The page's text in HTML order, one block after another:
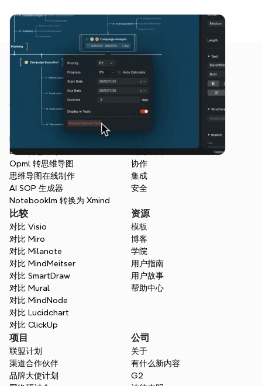
客户端
Doc 转思维导图
Opml 转思维导图
思维导图在线制作
AI SOP 生成器
Notebooklm 转换为 Xmind
功能
概述
协作
集成
安全
比较
对比 Visio
对比 Miro
对比 Milanote
对比 MindMeitser
对比 SmartDraw
对比 Mural
对比 MindNode
对比 Lucidchart
对比 ClickUp
资源
模板
博客
学院
用户指南
用户故事
帮助中心
项目
联盟计划
渠道合作伙伴
品牌大使计划
公司
关于
有什么新内容
G2